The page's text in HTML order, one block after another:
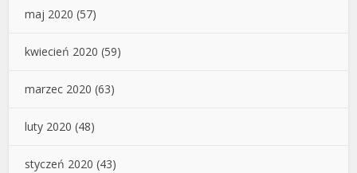
maj 2020 (57)
kwiecień 2020 (59)
marzec 2020 (63)
luty 2020 (48)
styczeń 2020 (43)